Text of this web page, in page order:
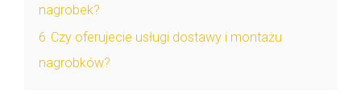
nagrobek?
6 Czy oferujecie usługi dostawy i montażu
nagrobków?